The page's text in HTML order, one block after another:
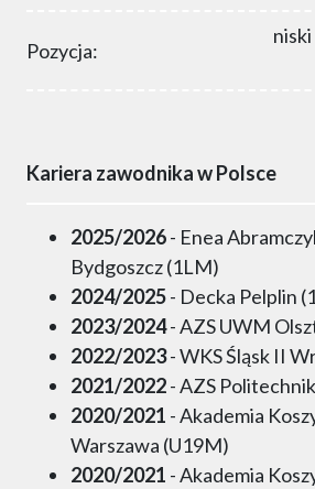
Pozycja:
Kariera zawodnika w Polsce
2025/2026- Enea
Bydgoszcz (1LM)
2024/2025- Decka Pelplin
2023/2024- AZS UWM
2022/2023- WKS Śląsk II
2021/2022- AZS
2020/2021 - Akademia
Warszawa (U19M)
2020/2021 - Akademia